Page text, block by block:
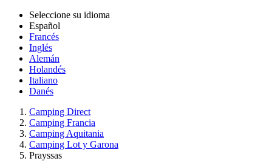
Seleccione su idioma
Español
Francés
Inglés
Alemán
Holandés
Italiano
Danés
Camping Direct
Camping Francia
Camping Aquitania
Camping Lot y Garona
Prayssas